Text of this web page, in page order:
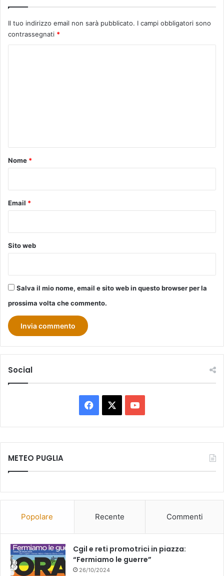
Il tuo indirizzo email non sarà pubblicato. I campi obbligatori sono
contrassegnati *
o
Nome *
Email *
Sito web
Salva il mio nome, email e sito web in questo browser per la
prossima volta che commento.
Social
Facebook You
Tube
METEO PUGLIA
Popolare Recente Commenti
Cgil e reti promotrici in piazza:
“Fermiamo le guerre”
26/10/2024